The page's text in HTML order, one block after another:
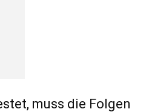
muss die Folgen